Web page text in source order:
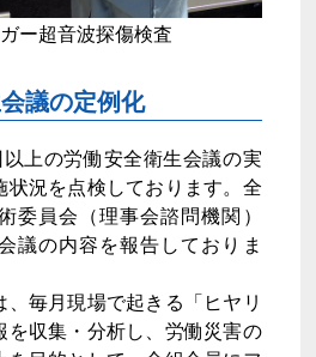
ー超音波探傷検査
議の定例化
上の労働安全衛生会議の実
状況を点検しております。全
委員会（理事会諮問機関）
議の内容を報告しておりま
、毎月現場で起きる「ヒヤリ
を収集・分析し、労働災害の